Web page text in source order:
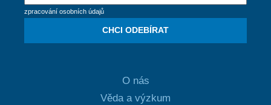
zpracování osobních údajů
CHCI ODEBÍRAT
O nás
Věda a výzkum